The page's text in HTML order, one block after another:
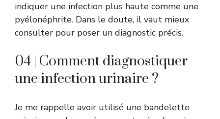
indiquer une infection plus haute comme une
pyélonéphrite. Dans le doute, il vaut mieux
consulter pour poser un diagnostic précis.
04 | Comment diagnostiquer
une infection urinaire ?
Je me rappelle avoir utilisé une bandelette